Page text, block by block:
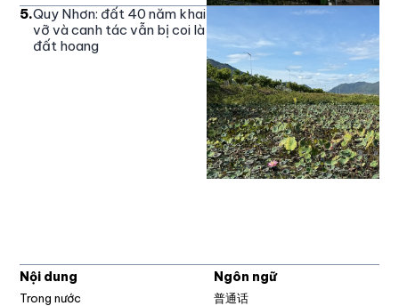
5.Quy Nhơn: đất 40 năm khai
vỡ và canh tác vẫn bị coi là
đất hoang
Nội dung
Trong nước
Ngôn ngữ
普通话